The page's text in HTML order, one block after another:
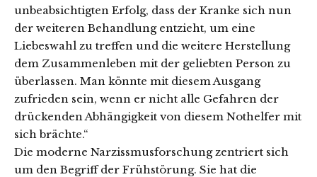
unbeabsichtigten Erfolg, dass der Kranke sich nun
der weiteren Behandlung entzieht, um eine
Liebeswahl zu treffen und die weitere Herstellung
dem Zusammenleben mit der geliebten Person zu
überlassen. Man könnte mit diesem Ausgang
zufrieden sein, wenn er nicht alle Gefahren der
drückenden Abhängigkeit von diesem Nothelfer mit
sich brächte.“
Die moderne Narzissmusforschung zentriert sich
um den Begriff der Frühstörung. Sie hat die